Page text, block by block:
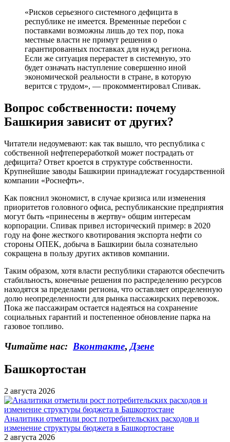
«Рисков серьезного системного дефицита в
республике не имеется. Временные перебои с
поставками возможны лишь до тех пор, пока
местные власти не примут решения о
гарантированных поставках для нужд региона.
Если же ситуация перерастет в системную, это
будет означать наступление совершенно иной
экономической реальности в стране, в которую
верится с трудом», — прокомментировал Спивак.
Вопрос собственности: почему
Башкирия зависит от других?
Читатели недоумевают: как так вышло, что республика с
собственной нефтепереработкой может пострадать от
дефицита? Ответ кроется в структуре собственности.
Крупнейшие заводы Башкирии принадлежат государственной
компании «Роснефть».
Как пояснил экономист, в случае кризиса или изменения
приоритетов головного офиса, республиканские предприятия
могут быть «принесены в жертву» общим интересам
корпорации. Спивак привел исторический пример: в 2020
году на фоне жесткого квотирования экспорта нефти со
стороны ОПЕК, добыча в Башкирии была сознательно
сокращена в пользу других активов компании.
Таким образом, хотя власти республики стараются обеспечить
стабильность, конечные решения по распределению ресурсов
находятся за пределами региона, что оставляет определенную
долю неопределенности для рынка пассажирских перевозок.
Пока же пассажирам остается надеяться на сохранение
социальных гарантий и постепенное обновление парка на
газовое топливо.
Читайте нас: Вконтакте, Дзене
Башкортостан
2 августа 2026
Аналитики отметили рост потребительских расходов и
изменение структуры бюджета в Башкортостане
2 августа 2026